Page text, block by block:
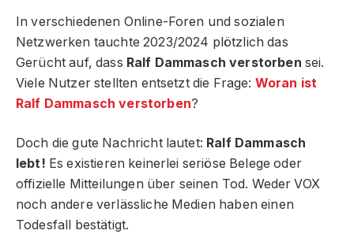
In verschiedenen Online-Foren und sozialen
Netzwerken tauchte 2023/2024 plötzlich das
Gerücht auf, dass Ralf Dammasch verstorben sei.
Viele Nutzer stellten entsetzt die Frage: Woran ist
Ralf Dammasch verstorben?
Doch die gute Nachricht lautet: Ralf Dammasch
lebt! Es existieren keinerlei seriöse Belege oder
offizielle Mitteilungen über seinen Tod. Weder VOX
noch andere verlässliche Medien haben einen
Todesfall bestätigt.